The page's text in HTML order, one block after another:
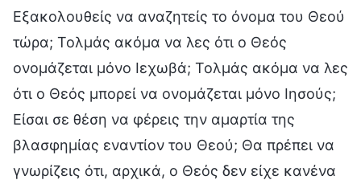
Εξακολουθείς να αναζητείς το όνομα του Θεού
τώρα; Τολμάς ακόμα να λες ότι ο Θεός
ονομάζεται μόνο Ιεχωβά; Τολμάς ακόμα να λες
ότι ο Θεός μπορεί να ονομάζεται μόνο Ιησούς;
Είσαι σε θέση να φέρεις την αμαρτία της
βλασφημίας εναντίον του Θεού; Θα πρέπει να
γνωρίζεις ότι, αρχικά, ο Θεός δεν είχε κανένα